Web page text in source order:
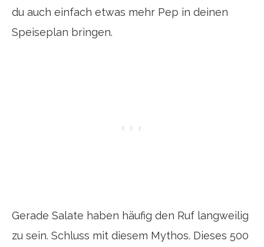
du auch einfach etwas mehr Pep in deinen
Speiseplan bringen.
Gerade Salate haben häufig den Ruf langweilig
zu sein. Schluss mit diesem Mythos. Dieses 500